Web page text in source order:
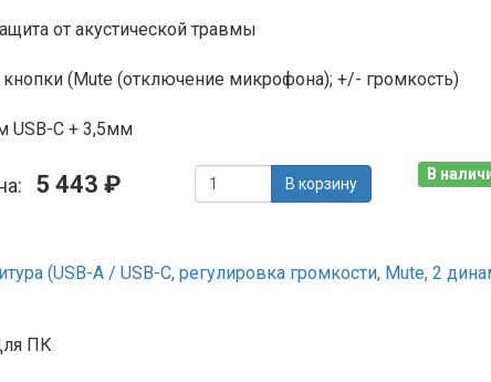
от акустической травмы
кнопки (Mute (отключение микрофона); +/- громкость)
USB-C + 3,5мм
5 443 ₽ В корзину
В
(USB-A / USB-C, регулировка громкости, Mute, 2
ПК